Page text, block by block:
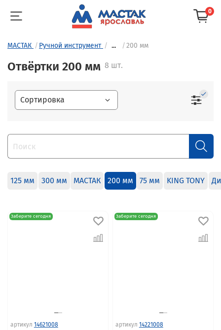
0
МАСТАК Ручной инструмент ... 200 мм
Отвёртки 200 мм 8 шт.
125 мм 300 мм МАСТАК 200 мм 75 мм KING TONY
Заберите сегодня
артикул 14621008
Заберите сегодня
артикул 14221008